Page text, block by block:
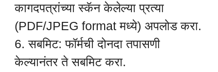
कागदपत्रांच्या स्कॅन केलेल्या प्रत्या
(PDF/JPEG format मध्ये) अपलोड करा.
6. सबमिट: फॉर्मची दोनदा तपासणी
केल्यानंतर ते सबमिट करा.